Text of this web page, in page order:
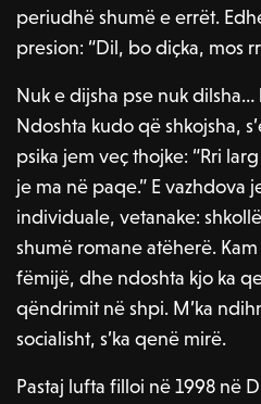
periudhë shumë e errët.
presion: “Dil, bo diçka, mos
Nuk e dijsha pse nuk
Ndoshta kudo që shkojsha,
psika jem veç thojke: “Rri
je ma në paqe.” E vazhdova
individuale, vetanake:
shumë romane atëherë.
fëmijë, dhe ndoshta kjo ka
qëndrimit në shpi. M’ka
socialisht, s’ka qenë mirë.
Pastaj lufta filloi në 1998 në